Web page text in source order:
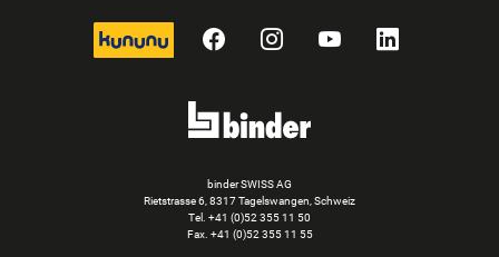
kununu FacebookInstagram
YouTubeLinkedIn
binder SWISS AG
Rietstrasse 6, 8317 Tagelswangen, Schweiz
Tel. +41 (0)52 355 11 50
Fax. +41 (0)52 355 11 55